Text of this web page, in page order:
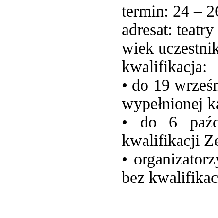
termin: 24 –
adresat:
wiek
kwalifikacja:
• do 19
wypełnionej
• do 6
kwalifikacji
•
bez